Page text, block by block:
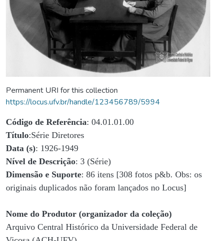
Permanent URI for this collection
https://locus.ufv.br/handle/123456789/5994
Código de Referência: 04.01.01.00
Título:Série Diretores
Data (s): 1926-1949
Nível de Descrição: 3 (Série)
Dimensão e Suporte: 86 itens [308 fotos p&b. Obs: os
originais duplicados não foram lançados no Locus]
Nome do Produtor (organizador da coleção)
Arquivo Central Histórico da Universidade Federal de